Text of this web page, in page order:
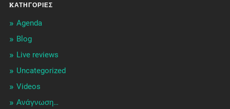
KΑΤΗΓΟΡΊΕΣ
Agenda
Blog
Live reviews
Uncategorized
Videos
Ανάγνωση…